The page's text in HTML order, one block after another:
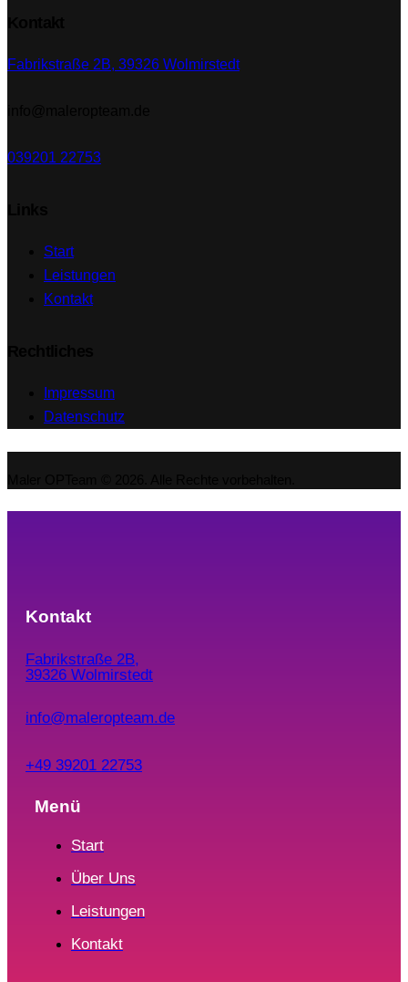
Fabrikstraße 2B, 39326 Wolmirstedt
039201 22753
Start
Leistungen
Kontakt
Impressum
Datenschutz
Kontakt
Fabrikstraße 2B,
39326 Wolmirstedt
info@maleropteam.de
+49 39201 22753
Menü
Start
Über Uns
Leistungen
Kontakt